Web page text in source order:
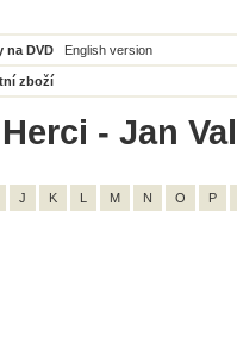
na DVD English version
zboží
- Jan
J K L M N O P